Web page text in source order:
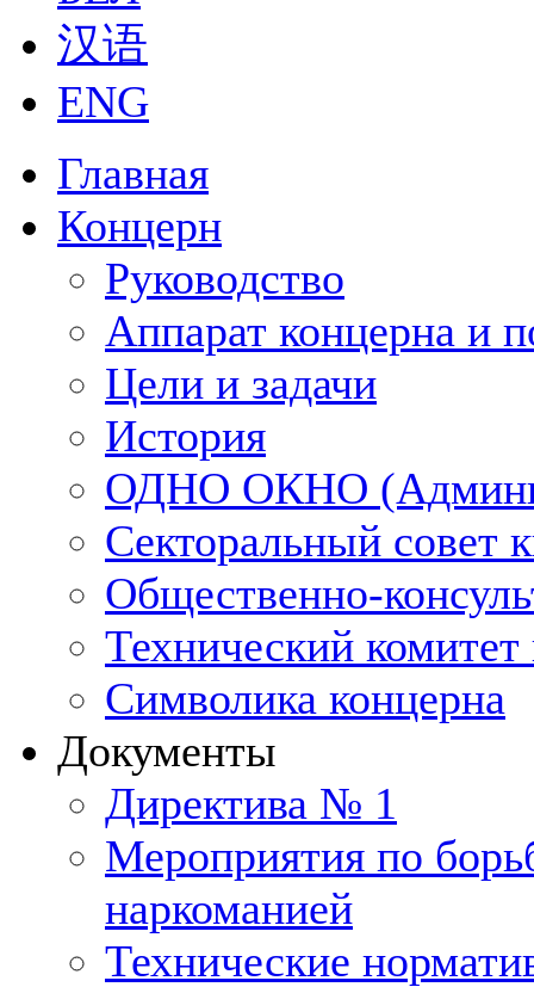
汉语
ENG
Главная
Концерн
Руководство
Аппарат концерна и
Цели и задачи
История
ОДНО ОКНО
Секторальный совет
Общественно-
Технический
Символика концерна
Документы
Директива № 1
Мероприятия по
наркоманией
Технические